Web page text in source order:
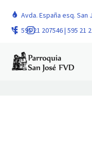
Avda. España esq. San
595 21 207546 | 595 21
BLOG POST